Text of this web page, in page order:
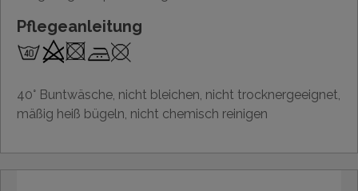
Pflegeanleitung
40° Buntwäsche, nicht bleichen, nicht trocknergeeignet,
mäßig heiß bügeln, nicht chemisch reinigen